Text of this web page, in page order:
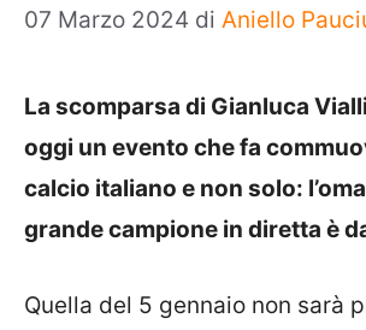
07 Marzo 2024 di Aniello
La scomparsa di Gianluca
oggi un evento che fa
calcio italiano e non solo:
grande campione in diretta è
Quella del 5 gennaio non sarà